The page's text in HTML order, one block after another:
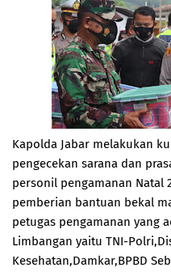
Kapolda Jabar melakukan
pengecekan sarana dan
personil pengamanan Natal
pemberian bantuan bekal
petugas pengamanan yang
Limbangan yaitu TNI-
Kesehatan,Damkar,BPBD